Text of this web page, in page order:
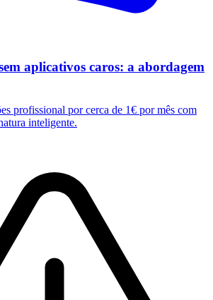
aplicativos caros: a abordagem
profissional por cerca de 1€ por mês com
inteligente.